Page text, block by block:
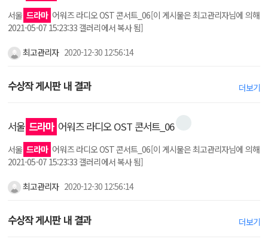
서울 드라마 어워즈 라디오 OST 콘서트_06[이 게시물은 최고관리자님에 의해
2021-05-07 15:23:33 갤러리에서 복사 됨]
최고관리자 2020-12-30 12:56:14
수상작 게시판 내 결과 더보기
서울 드라마 어워즈 라디오 OST 콘서트_06
서울 드라마 어워즈 라디오 OST 콘서트_06[이 게시물은 최고관리자님에 의해
2021-05-07 15:23:33 갤러리에서 복사 됨]
최고관리자 2020-12-30 12:56:14
수상작 게시판 내 결과 더보기